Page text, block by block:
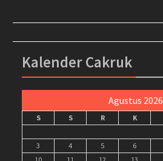
Kalender Cakruk
Agustus 2026
S S R K
3
4 5 6